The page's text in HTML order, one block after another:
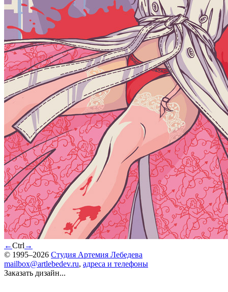
←Ctrl →
© 1995–2026 Студия Артемия Лебедева
mailbox@artlebedev.ru, адреса и телефоны
Заказать дизайн...